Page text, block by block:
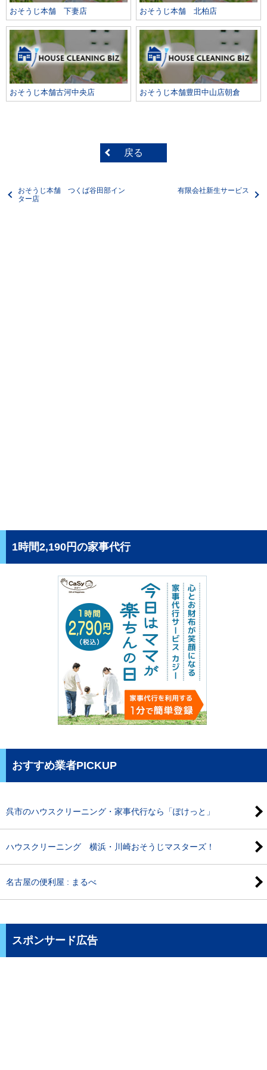
おそうじ本舗 下妻店 おそうじ本舗 北柏店
おそうじ本舗古河中央店 おそうじ本舗豊田中山店朝倉
戻る
おそうじ本舗 つくば谷田部イン
ター店
有限会社新生サービス
1時間2,190円の家事代行
おすすめ業者PICKUP
呉市のハウスクリーニング・家事代行なら「ぽけっと」
ハウスクリーニング 横浜・川崎おそうじマスターズ！
名古屋の便利屋 : まるべ
スポンサード広告